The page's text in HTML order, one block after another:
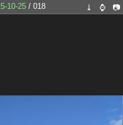
10-25 / 018 ⤓ ⌚ 📷